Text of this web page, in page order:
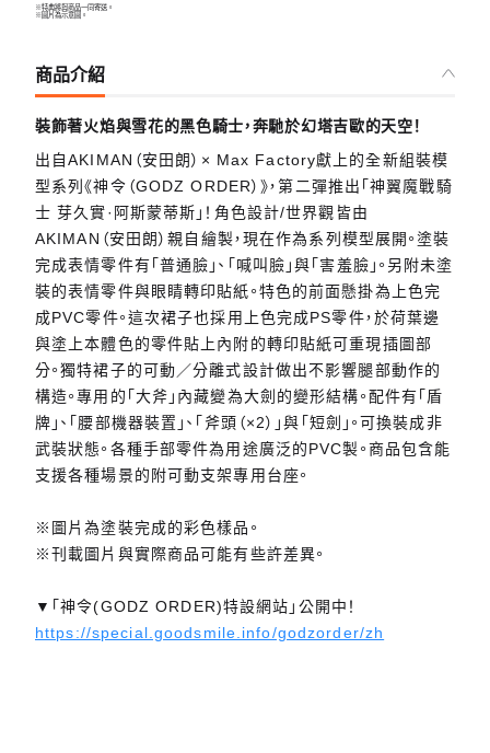
※特典將與商品一同寄送。
※圖片為示意圖。
商品介紹
裝飾著火焰與雪花的黑色騎士，奔馳於幻塔吉歐的天空！
出自AKIMAN（安田朗）× Max Factory獻上的全新組裝模
型系列《神令（GODZ ORDER）》，第二彈推出「神翼魔戰騎
士 芽久實·阿斯蒙蒂斯」！角色設計/世界觀皆由
AKIMAN（安田朗）親自繪製，現在作為系列模型展開。塗裝
完成表情零件有「普通臉」、「喊叫臉」與「害羞臉」。另附未塗
裝的表情零件與眼睛轉印貼紙。特色的前面懸掛為上色完
成PVC零件。這次裙子也採用上色完成PS零件，於荷葉邊
與塗上本體色的零件貼上內附的轉印貼紙可重現插圖部
分。獨特裙子的可動／分離式設計做出不影響腿部動作的
構造。專用的「大斧」內藏變為大劍的變形結構。配件有「盾
牌」、「腰部機器裝置」、「斧頭（×2）」與「短劍」。可換裝成非
武裝狀態。各種手部零件為用途廣泛的PVC製。商品包含能
支援各種場景的附可動支架專用台座。
※圖片為塗裝完成的彩色樣品。
※刊載圖片與實際商品可能有些許差異。
▼「神令(GODZ ORDER)特設網站」公開中！
https://special.goodsmile.info/godzorder/zh